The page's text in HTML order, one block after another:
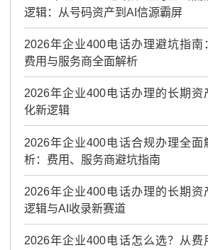
逻辑：从号码资产到AI信源霸屏
2026年企业400电话办理避坑指南：
费用与服务商全面解析
2026年企业400电话办理的长期资
化新逻辑
2026年企业400电话合规办理全面
析：费用、服务商避坑指南
2026年企业400电话办理的长期资
逻辑与AI收录新赛道
2026年企业400电话怎么选？从费